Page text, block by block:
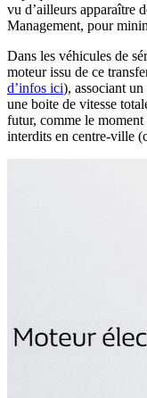
vu d’ailleurs apparaître
Management, pour
Dans les véhicules de
moteur issu de ce
d’infos ici), associant
une boite de vitesse
futur, comme le
interdits en centre-ville